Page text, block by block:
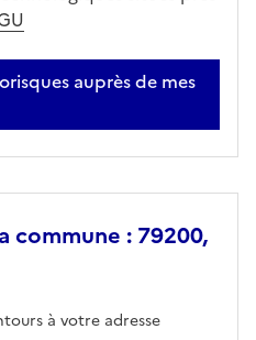
auprès de mes
commune : 79200,
à votre adresse